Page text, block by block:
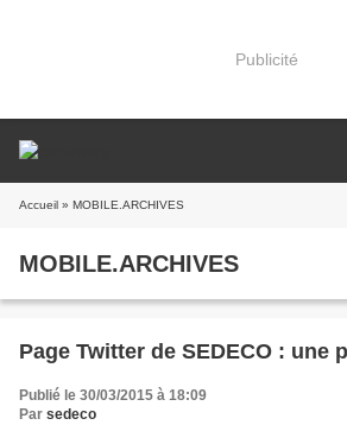
Publicité
Accueil » MOBILE.ARCHIVES
MOBILE.ARCHIVES
Page Twitter de SEDECO : une
Publié le 30/03/2015 à 18:09
Par sedeco